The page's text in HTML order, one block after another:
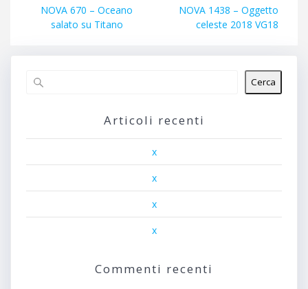
articoli
Articolo
precedente:
NOVA 670 – Oceano
salato su Titano
Articolo
successivo:
NOVA 1438 – Oggetto
celeste 2018 VG18
Cerca
Articoli recenti
x
x
x
x
Commenti recenti